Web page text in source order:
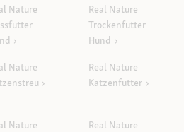
Nature
Real Nature
Trockenfutter
Hund
Nature
Real Nature
Katzenfutter
Nature
Real Nature